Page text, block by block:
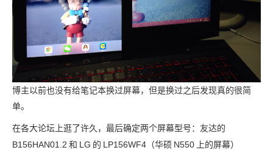
博主以前也没有给笔记本换过屏幕，但是换过之后发现真的很简
单。
在各大论坛上逛了许久，最后确定两个屏幕型号：友达的
B156HAN01.2 和 LG 的 LP156WF4（华硕 N550
上的屏幕）